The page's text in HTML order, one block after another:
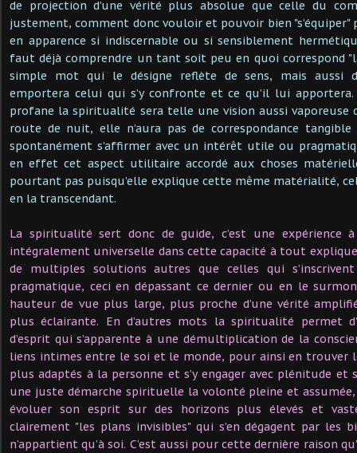
de projection d’une vérité plus absolue que celle du
justement, comment donc vouloir et pouvoir bien
en apparence si indiscernable ou si sensiblement
faut déjà comprendre un tant soit peu en quoi correspond
simple mot qui le désigne reflète de sens, mais aussi
emportera celui qui s’y confronte et ce qu’il lui
profane la spiritualité sera telle une vision aussi vaporeuse
route de nuit, elle n’aura pas de correspondance
spontanément s’affirmer avec un intérêt utile ou
en effet cet aspect utilitaire accordé aux choses
pourtant pas puisqu’elle explique cette même matérialité,
en la transcendant.
La spiritualité sert donc de guide, c’est une expérience
intégralement universelle dans cette capacité à tout
de multiples solutions autres que celles qui
pragmatique, ceci en dépassant ce dernier ou en le
hauteur de vue plus large, plus proche d’une vérité
plus éclairante. En d’autres mots la spiritualité permet
d’esprit qui s’apparente à une démultiplication de la
liens intimes entre le soi et le monde, pour ainsi en trouver
plus adaptés à la personne et s’y engager avec plénitude et
une juste démarche spirituelle la volonté pleine et
évoluer son esprit sur des horizons plus élevés et
clairement "les plans invisibles" qui s’en dégagent par les
n’appartient qu’à soi. C’est aussi pour cette dernière raison